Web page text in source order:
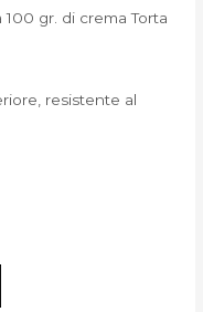
gr. di crema Torta
resistente al